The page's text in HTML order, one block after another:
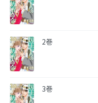
2巻
3巻